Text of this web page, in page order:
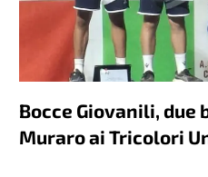
Bocce Giovanili, due
Muraro ai Tricolori